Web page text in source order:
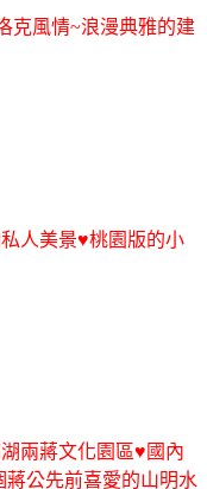
克風情~浪漫典雅的建
人美景♥桃園版的小
兩蔣文化園區♥國內
公先前喜愛的山明水